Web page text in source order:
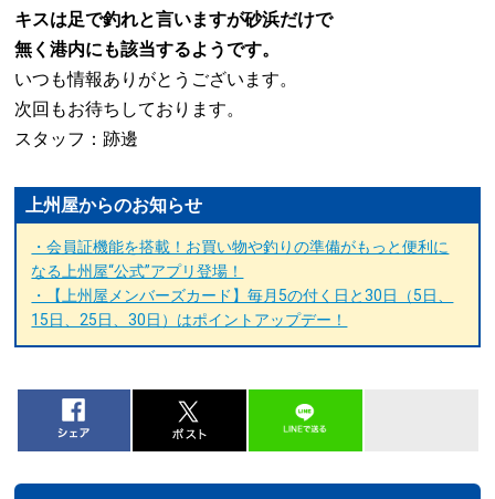
キスは足で釣れと言いますが砂浜だけで
無く港内にも該当するようです。
いつも情報ありがとうございます。
次回もお待ちしております。
スタッフ：跡邊
上州屋からのお知らせ
・会員証機能を搭載！お買い物や釣りの準備がもっと便利に
なる上州屋“公式”アプリ登場！
・【上州屋メンバーズカード】毎月5の付く日と30日（5日、
15日、25日、30日）はポイントアップデー！